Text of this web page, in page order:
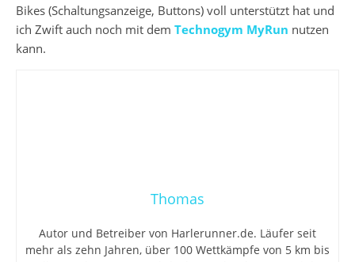
Bikes (Schaltungsanzeige, Buttons) voll unterstützt hat und
ich Zwift auch noch mit dem Technogym MyRun nutzen
kann.
Thomas
Autor und Betreiber von Harlerunner.de. Läufer seit
mehr als zehn Jahren, über 100 Wettkämpfe von 5 km bis